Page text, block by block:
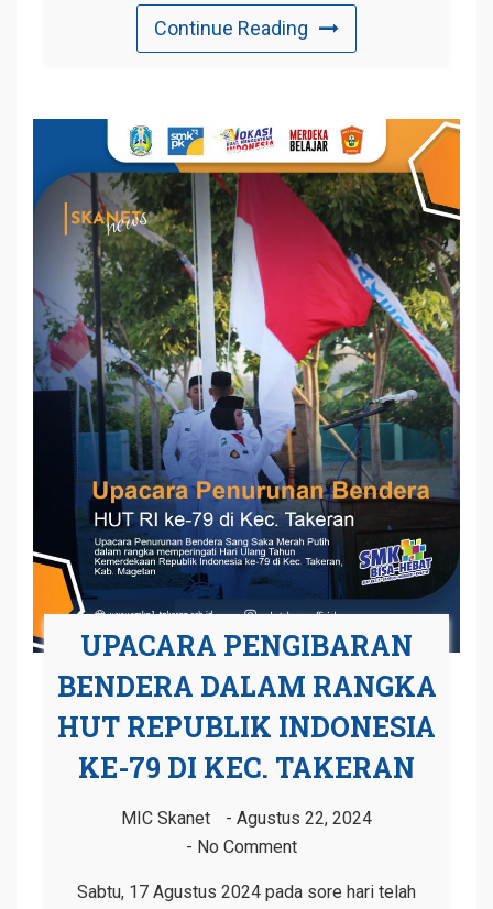
Continue Reading
UPACARA PENGIBARAN
BENDERA DALAM RANGKA
HUT REPUBLIK INDONESIA
KE-79 DI KEC. TAKERAN
MIC Skanet
Agustus 22, 2024
No Comment
Sabtu, 17 Agustus 2024 pada sore hari telah